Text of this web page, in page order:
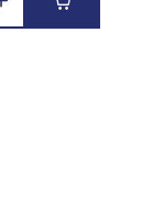
Voeg toe